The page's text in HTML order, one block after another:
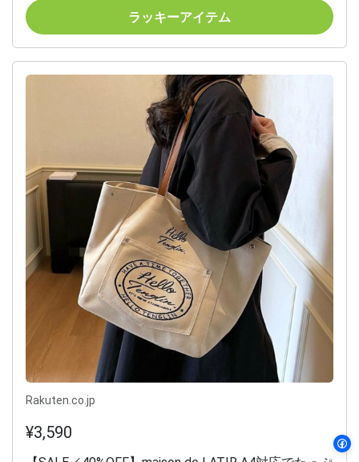
グ トートバッグ グレー ブラック ホワイト【送料無
料】
ラッキーアイテム
Rakuten.co.jp
¥3,590